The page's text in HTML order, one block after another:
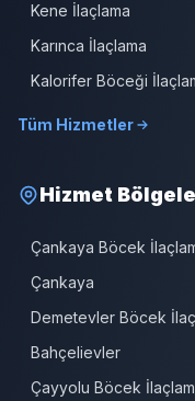
Kene İlaçlama
Karınca İlaçlama
Kalorifer Böceği
Tüm Hizmetler
Hizmet
Çankaya Böcek
Çankaya
Demetevler Böcek
Bahçelievler
Çayyolu Böcek